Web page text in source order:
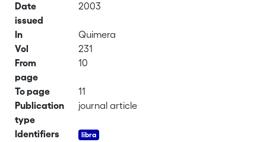
Date
issued
2003
In
Quimera
Vol
231
From
page
10
To page
11
Publication
type
journal article
Identifiers